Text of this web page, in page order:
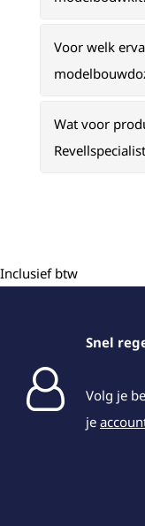
Voor welk
Wat voor
Inclusief btw
Snel
Volg je
je